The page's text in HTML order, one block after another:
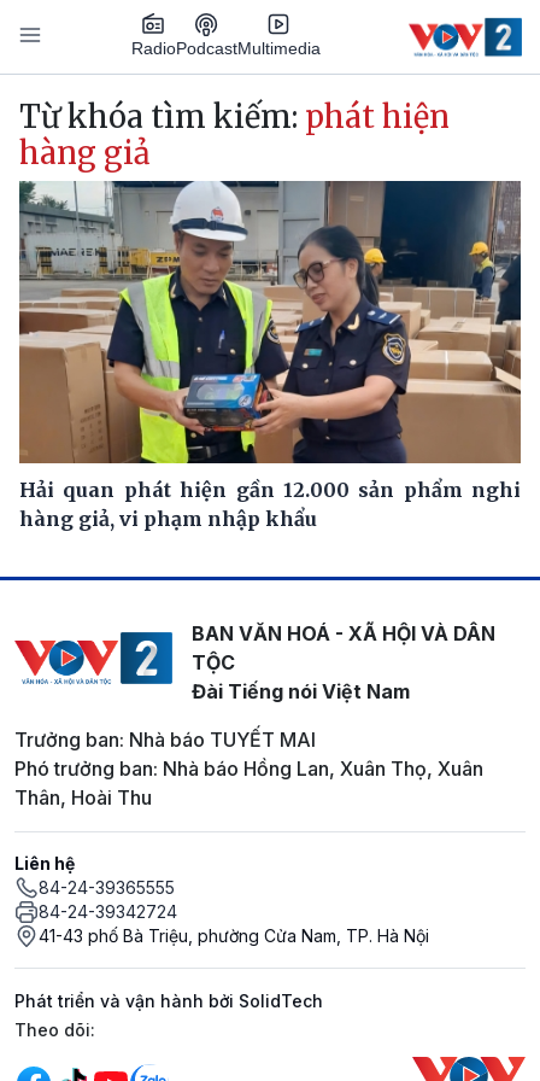
Nhảy đến nội dung
RadioPodcastMultimedia
Main navigation
Từ khóa tìm kiếm: phát hiện
hàng giả
Hải quan phát hiện gần 12.000 sản phẩm nghi
hàng giả, vi phạm nhập khẩu
BAN VĂN HOÁ - XÃ HỘI VÀ DÂN
TỘC
Đài Tiếng nói Việt Nam
Trưởng ban: Nhà báo TUYẾT MAI
Phó trưởng ban: Nhà báo Hồng Lan, Xuân Thọ, Xuân
Thân, Hoài Thu
Liên hệ
84-24-39365555
84-24-39342724
41-43 phố Bà Triệu, phường Cửa Nam, TP. Hà Nội
Phát triển và vận hành bởi SolidTech
Mạng xã hội
Theo dõi: